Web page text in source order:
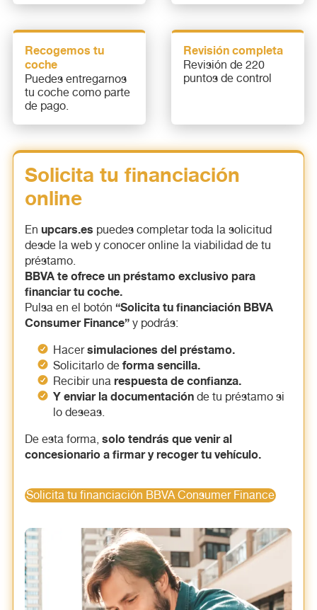
Recogemos tu
coche
Puedes entregarnos
tu coche como parte
de pago.
Revisión completa
Revisión de 220
puntos de control
Solicita tu financiación
online
En upcars.es puedes completar toda la solicitud
desde la web y conocer online la viabilidad de tu
préstamo.
BBVA te ofrece un préstamo exclusivo para
financiar tu coche.
Pulsa en el botón “Solicita tu financiación BBVA
Consumer Finance”y podrás:
Hacersimulaciones del préstamo.
Solicitarlo de forma sencilla.
Recibir una respuesta de confianza.
Y enviar la documentación de tu préstamo si
lo deseas.
De esta forma, solo tendrás que venir al
concesionario a firmar y recoger tu vehículo.
Solicita tu financiación BBVA Consumer Finance